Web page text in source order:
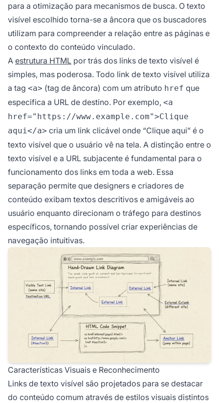
para a otimização para mecanismos de busca. O texto
visível escolhido torna-se a âncora que os buscadores
utilizam para compreender a relação entre as páginas e
o contexto do conteúdo vinculado.
A estrutura HTML por trás dos links de texto visível é
simples, mas poderosa. Todo link de texto visível utiliza
a tag <a> (tag de âncora) com um atributo href que
especifica a URL de destino. Por exemplo, <a
href="https://www.example.com">Clique
aqui</a> cria um link clicável onde “Clique aqui” é o
texto visível que o usuário vê na tela. A distinção entre o
texto visível e a URL subjacente é fundamental para o
funcionamento dos links em toda a web. Essa
separação permite que designers e criadores de
conteúdo exibam textos descritivos e amigáveis ao
usuário enquanto direcionam o tráfego para destinos
específicos, tornando possível criar experiências de
navegação intuitivas.
Características Visuais e Reconhecimento
Links de texto visível são projetados para se destacar
do conteúdo comum através de estilos visuais distintos